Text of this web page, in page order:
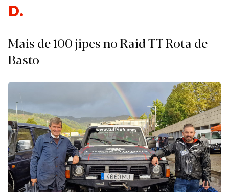
Despo
Mais de 100 jipes no Raid TT Rota de
Basto